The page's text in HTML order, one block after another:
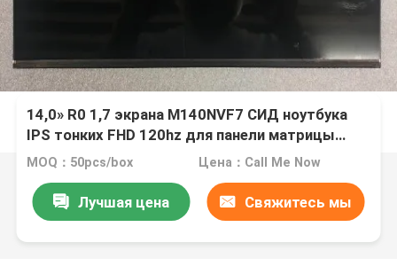
14,0» R0 1,7 экрана M140NVF7 СИД ноутбука
IPS тонких FHD 120hz для панели матрицы
1920x1080 дисплея HP EliteBook G4
MOQ：50pcs/box Цена：Call Me Now
Лучшая цена Свяжитесь мы